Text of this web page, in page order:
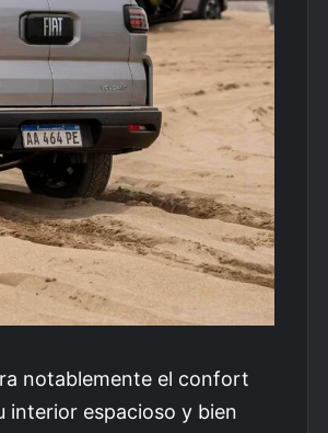
notablemente el confort
interior espacioso y bien